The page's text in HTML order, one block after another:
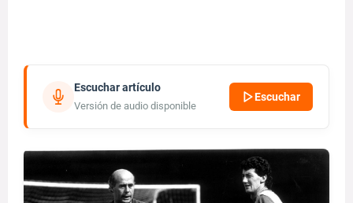
Escuchar artículo
Versión de audio disponible
Escuchar